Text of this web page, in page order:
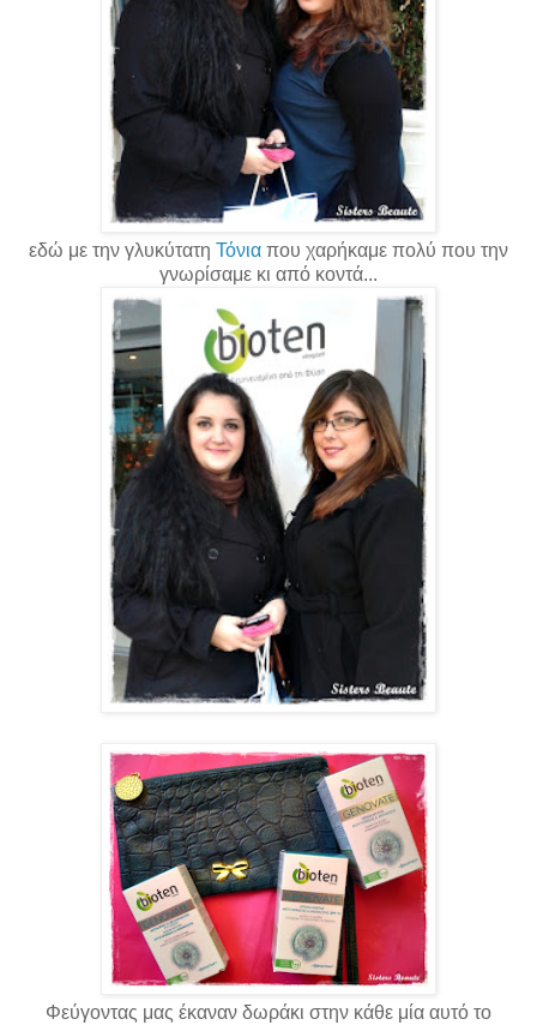
εδώ με την γλυκύτατη Τόνια που χαρήκαμε πολύ που την
γνωρίσαμε κι από κοντά...
Φεύγοντας μας έκαναν δωράκι στην κάθε μία αυτό το